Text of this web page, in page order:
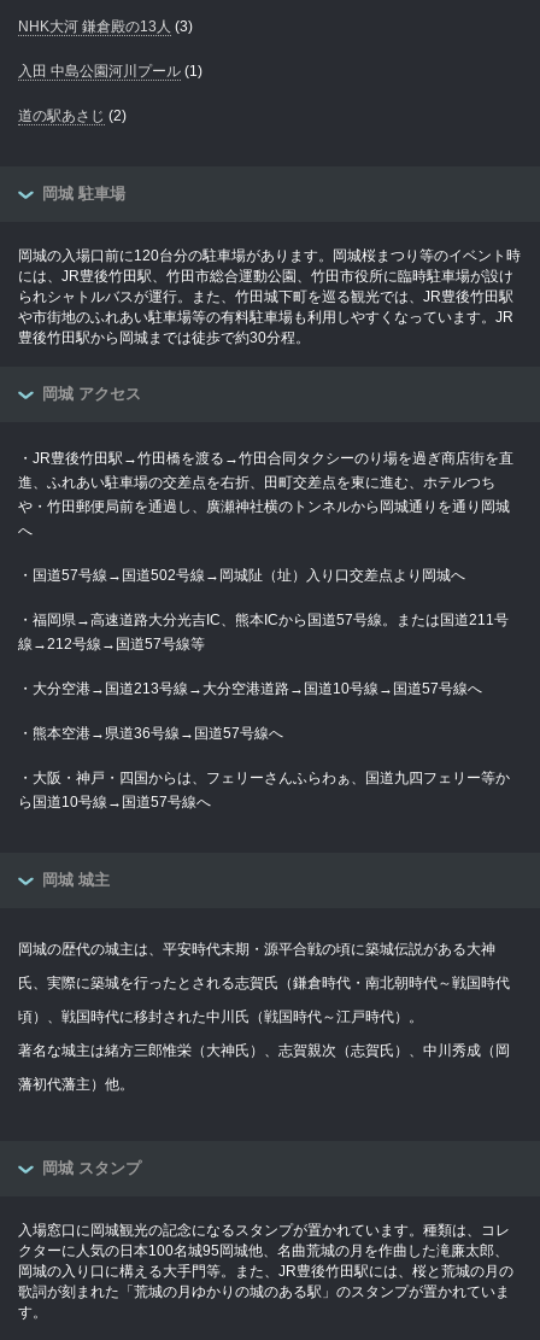
NHK大河 鎌倉殿の13人 (3)
入田 中島公園河川プール (1)
道の駅あさじ (2)
岡城 駐車場
岡城の入場口前に120台分の駐車場があります。岡城桜まつり等のイベント時
には、JR豊後竹田駅、竹田市総合運動公園、竹田市役所に臨時駐車場が設け
られシャトルバスが運行。また、竹田城下町を巡る観光では、JR豊後竹田駅
や市街地のふれあい駐車場等の有料駐車場も利用しやすくなっています。JR
豊後竹田駅から岡城までは徒歩で約30分程。
岡城 アクセス
・JR豊後竹田駅→竹田橋を渡る→竹田合同タクシーのり場を過ぎ商店街を直
進、ふれあい駐車場の交差点を右折、田町交差点を東に進む、ホテルつち
や・竹田郵便局前を通過し、廣瀬神社横のトンネルから岡城通りを通り岡城
へ
・国道57号線→国道502号線→岡城阯（址）入り口交差点より岡城へ
・福岡県→高速道路大分光吉IC、熊本ICから国道57号線。または国道211号
線→212号線→国道57号線等
・大分空港→国道213号線→大分空港道路→国道10号線→国道57号線へ
・熊本空港→県道36号線→国道57号線へ
・大阪・神戸・四国からは、フェリーさんふらわぁ、国道九四フェリー等か
ら国道10号線→国道57号線へ
岡城 城主
岡城の歴代の城主は、平安時代末期・源平合戦の頃に築城伝説がある大神
氏、実際に築城を行ったとされる志賀氏（鎌倉時代・南北朝時代～戦国時代
頃）、戦国時代に移封された中川氏（戦国時代～江戸時代）。
著名な城主は緒方三郎惟栄（大神氏）、志賀親次（志賀氏）、中川秀成（岡
藩初代藩主）他。
岡城 スタンプ
入場窓口に岡城観光の記念になるスタンプが置かれています。種類は、コレ
クターに人気の日本100名城95岡城他、名曲荒城の月を作曲した滝廉太郎、
岡城の入り口に構える大手門等。また、JR豊後竹田駅には、桜と荒城の月の
歌詞が刻まれた「荒城の月ゆかりの城のある駅」のスタンプが置かれていま
す。